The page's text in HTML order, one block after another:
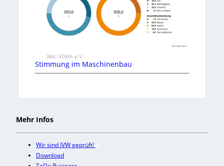
Bild: VDMA e.V.
Stimmung im Maschinenbau
Mehr Infos
Wir sind IVW geprüft!
Download